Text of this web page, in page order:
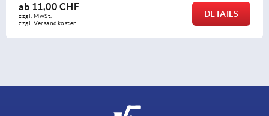
ab5,72 CHF
zzgl. Versandkosten